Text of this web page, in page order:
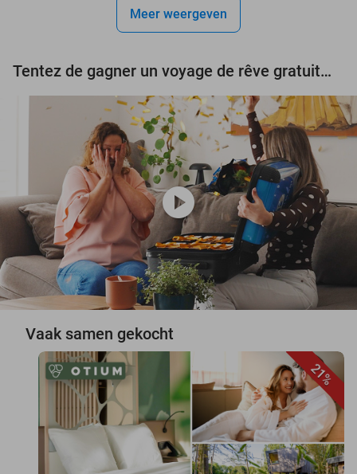
Meer weergeven
Tentez de gagner un voyage de rêve gratuit d'une valeur de 3.000 € !
play_circle
Vaak samen gekocht
21%